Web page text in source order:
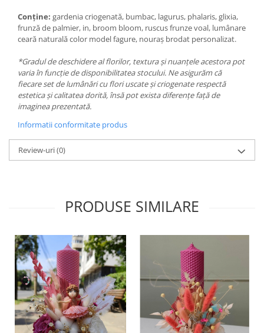
Conține: gardenia criogenată, bumbac, lagurus, phalaris, glixia,
frunză de palmier, in, broom bloom, ruscus frunze voal, lumânare
ceară naturală color model fagure, nouraș brodat personalizat.
*Gradul de deschidere al florilor, textura și nuanțele acestora pot
varia în funcție de disponibilitatea stocului. Ne asigurăm că
fiecare set de lumânări cu flori uscate și criogenate respectă
estetica și calitatea dorită, însă pot exista diferențe față de
imaginea prezentată.
Informatii conformitate produs
Review-uri(0)
PRODUSE SIMILARE